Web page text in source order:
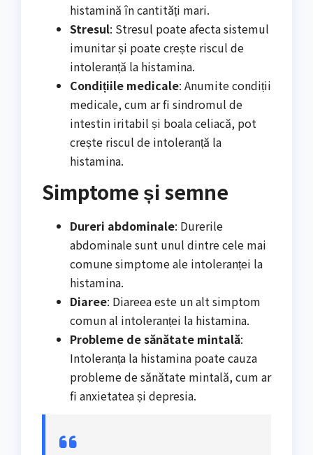
histamină în cantități mari.
Stresul: Stresul poate afecta sistemul
imunitar și poate crește riscul de
intoleranță la histamina.
Condițiile medicale: Anumite condiții
medicale, cum ar fi sindromul de
intestin iritabil și boala celiacă, pot
crește riscul de intoleranță la
histamina.
Simptome și semne
Dureri abdominale: Durerile
abdominale sunt unul dintre cele mai
comune simptome ale intoleranței la
histamina.
Diaree: Diareea este un alt simptom
comun al intoleranței la histamina.
Probleme de sănătate mintală:
Intoleranța la histamina poate cauza
probleme de sănătate mintală, cum ar
fi anxietatea și depresia.